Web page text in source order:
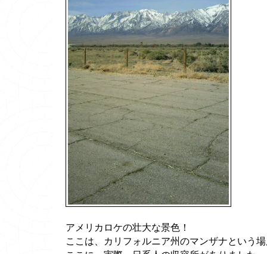
アメリカロケの壮大な景色！
ここは、カリフォルニア州のマンザナという